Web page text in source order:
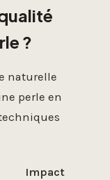
?
naturelle
perle en
Impact